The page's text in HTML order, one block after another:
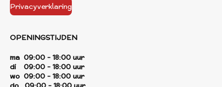
Privacyverklaring
OPENINGSTIJDEN
ma 09:00 - 18:00 uur
di 09:00 - 18:00 uur
wo 09:00 - 18:00 uur